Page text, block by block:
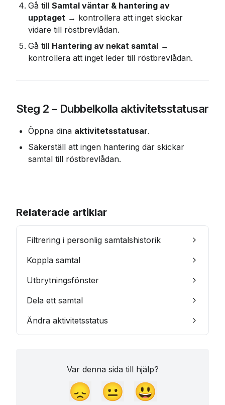
Gå till Samtal väntar & hantering av
upptaget → kontrollera att inget skickar
vidare till röstbrevlådan.
Gå till Hantering av nekat samtal →
kontrollera att inget leder till röstbrevlådan.
Steg 2 – Dubbelkolla aktivitetsstatusar
Öppna dina aktivitetsstatusar.
Säkerställ att ingen hantering där skickar
samtal till röstbrevlådan.
Relaterade artiklar
Filtrering i personlig samtalshistorik
Koppla samtal
Utbrytningsfönster
Dela ett samtal
Ändra aktivitetsstatus
Var denna sida till hjälp?
😞 😐 😃